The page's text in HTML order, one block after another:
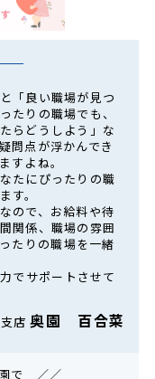
「良い職場が見つ
たりの職場でも、
らどうしよう」な
問点が浮かんでき
すよね。
たにぴったりの職
す。
ので、お給料や待
関係、職場の雰囲
たりの職場を一緒
でサポートさせて
店奥園 百合菜
で ／／